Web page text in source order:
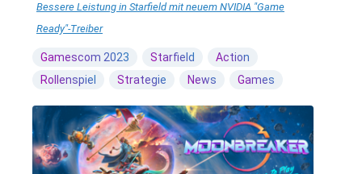
Bessere Leistung in Starfield mit neuem NVIDIA "Game
Ready"-Treiber
Gamescom 2023 Starfield
Action
Rollenspiel
Strategie News Games